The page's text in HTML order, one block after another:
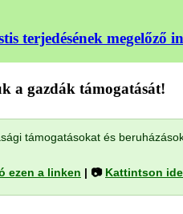
terjedésének megelőző
a gazdák támogatását!
támogatásokat és
ezen a linken | 📷 Kattintson